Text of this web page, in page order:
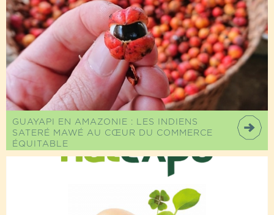
GUAYAPI EN AMAZONIE : LES INDIENS
SATERÉ MAWÉ AU CŒUR DU COMMERCE
ÉQUITABLE